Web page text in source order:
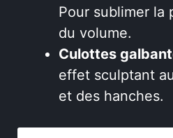
Pour sublimer la
du volume.
Culottes
effet sculptant
et des hanches.